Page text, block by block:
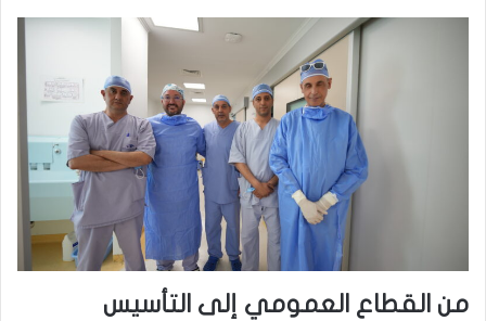
من القطاع العمومي إلى التأسيس